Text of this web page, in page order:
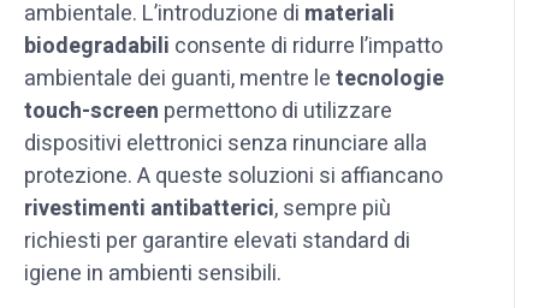
ambientale. L’introduzione di materiali
biodegradabili consente di ridurre l’impatto
ambientale dei guanti, mentre letecnologie
touch-screen permettono di utilizzare
dispositivi elettronici senza rinunciare alla
protezione. A queste soluzioni si affiancano
rivestimenti antibatterici, sempre più
richiesti per garantire elevati standard di
igiene in ambienti sensibili.